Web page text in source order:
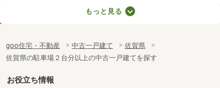
佐賀県小城市小城町晴気
建物面積 117.58m²
土地面積 269.12m²
佐賀県佐賀市若宮１
もっと見る
goo住宅・不動産 中古一戸建て
佐賀県
佐賀県の駐車場２台分以上の中古一戸建てを探す
お役立ち情報